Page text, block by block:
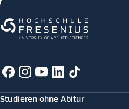
Studieren ohne Abitur